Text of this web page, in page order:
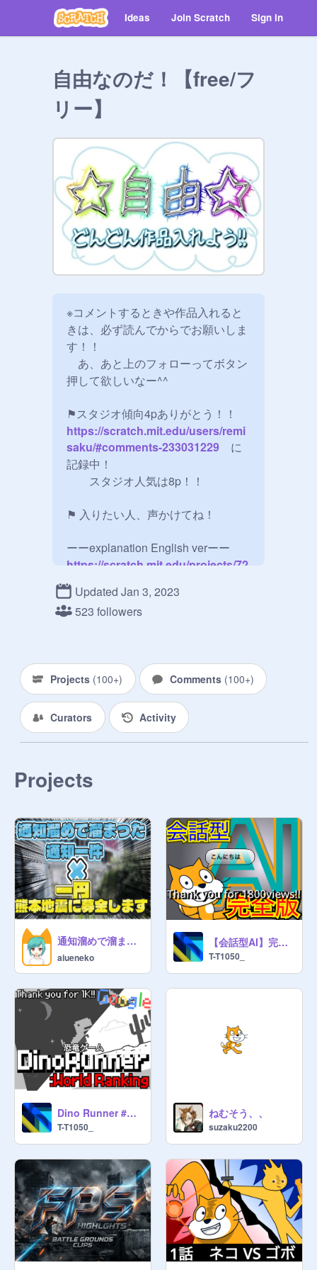
Ideas Join Scratch Sign in
自由なのだ！【free/フ
リー】
※コメントするときや作品入れると
きは、必ず読んでからでお願いしま
す！！
あ、あと上のフォローってボタン
押して欲しいなー^^
⚑スタジオ傾向4pありがとう！！
https://scratch.mit.edu/users/remi
saku/#comments-233031229 に
記録中！
スタジオ人気は8p！！
⚑ 入りたい人、声かけてね！
ーーexplanation English verーー
https://scratch.mit.edu/projects/72
4452140
ーーーーーーーーーーーーーーーー
❈宣伝スペース
てくれれば↓のスペースに載せま
す！！！
✄┈┈┈┈┈┈ｷﾘﾄﾘ線┈┈┈┈┈┈
https://scratch.mit.edu/projects/多
角形を描かせよう！【プロジェクト
https://scratch.mit.edu/projects/呼
様/756636111/
https://scratch.mit.edu/projects/
【超拡散希望】ないこくんの件につ
いて。hukku-ham様760755626
https://scratch.mit.edu/projects/ST
ube、yukkesiratama
様/761292410/
https://scratch.mit.edu/projects/S
CP platformer2{SCPプラットフォー
https://scratch.mit.edu/projects/第
１回宝くじ！！！！、G12F32様
766845744
ーーーーーーーーーーーーーーーー
@3229kks
様がつくってくれました
すてきなサムネありがとうございま
す。
https://scratch.mit.edu/projects/72
3547367
ーーーーーーーーーーーーーーーー
❈このスタジオでのルール
Updated Jan 3, 2023
523 followers
Projects (100+) Comments (100+)
Curators Activity
Projects
通知溜めで溜まった通知✖️一円熊本地震に募金します
aiueneko
【会話型AI】完全版ver.1.19.4
T-T1050_
Dino Runner #games 恐竜ゲーム ver.1.27
T-T1050_
ねむそう、、
suzaku2200